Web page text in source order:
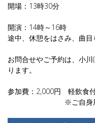
開場：13時30分
開演：14時～16時
途中、休憩をはさみ、曲
お問合せやご予約は、小
ります。
参加費：2,000円 軽飲食
※ご自身用飲食